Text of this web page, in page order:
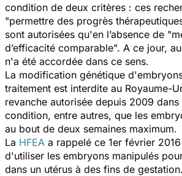
condition de deux critères : ces
"permettre des progrès
sont autorisées qu'en l’absence de
d’efficacité comparable". A ce jour,
n'a été accordée dans ce sens.
La modification génétique
traitement est interdite au Royaume-
revanche autorisée depuis 2009
condition, entre autres, que les
au bout de deux semaines maximum.
La HFEA a rappelé ce 1er février
d'utiliser les embryons manipulés
dans un utérus à des fins de gestation.